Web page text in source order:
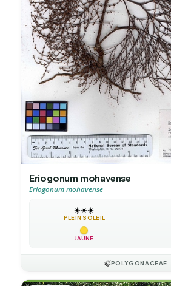
Eriogonum mohavense
Eriogonum mohavense
☀️☀️☀️
PLEIN SOLEIL
JAUNE
🍃POLYGONACEAE